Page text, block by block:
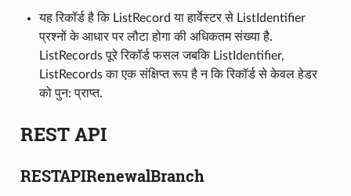
यह रिकॉर्ड है कि ListRecord या हार्वेस्टर से ListIdentifier
प्रश्नों के आधार पर लौटा होगा की अधिकतम संख्या है.
ListRecords पूरे रिकॉर्ड फसल जबकि ListIdentifier,
ListRecords का एक संक्षिप्त रूप है न कि रिकॉर्ड से केवल हेडर
को पुन: प्राप्त.
REST API
RESTAPIRenewalBranch